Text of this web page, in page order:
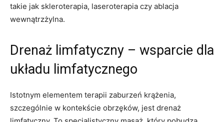
takie jak skleroterapia, laseroterapia czy ablacja
wewnątrzżylna.
Drenaż limfatyczny – wsparcie dla
układu limfatycznego
Istotnym elementem terapii zaburzeń krążenia,
szczególnie w kontekście obrzęków, jest drenaż